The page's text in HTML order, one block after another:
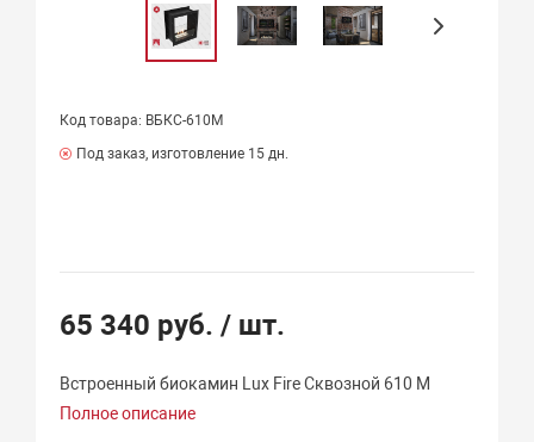
Код товара: ВБКС-610М
Под заказ, изготовление 15 дн.
65 340 руб./ шт.
Встроенный биокамин Lux Fire Сквозной 610 М
Полное описание